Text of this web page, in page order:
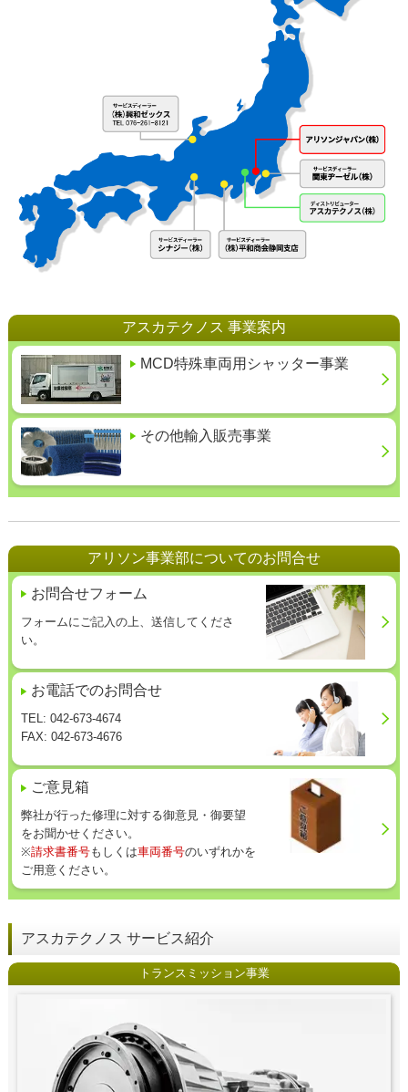
アスカテクノス 事業案内
MCD特殊車両用シャッター事業
その他輸入販売事業
アリソン事業部についてのお問合せ
お問合せフォーム
フォームにご記入の上、送信してくださ
い。
お電話でのお問合せ
TEL: 042-673-4674
FAX: 042-673-4676
ご意見箱
弊社が行った修理に対する御意見・御要望
をお聞かせください。
※請求書番号もしくは車両番号のいずれかを
ご用意ください。
アスカテクノス サービス紹介
トランスミッション事業